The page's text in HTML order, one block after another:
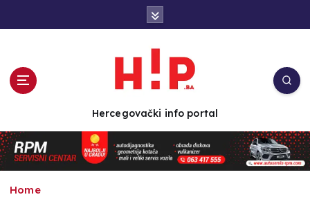
n
t
e
Hercegovački info portal
Home